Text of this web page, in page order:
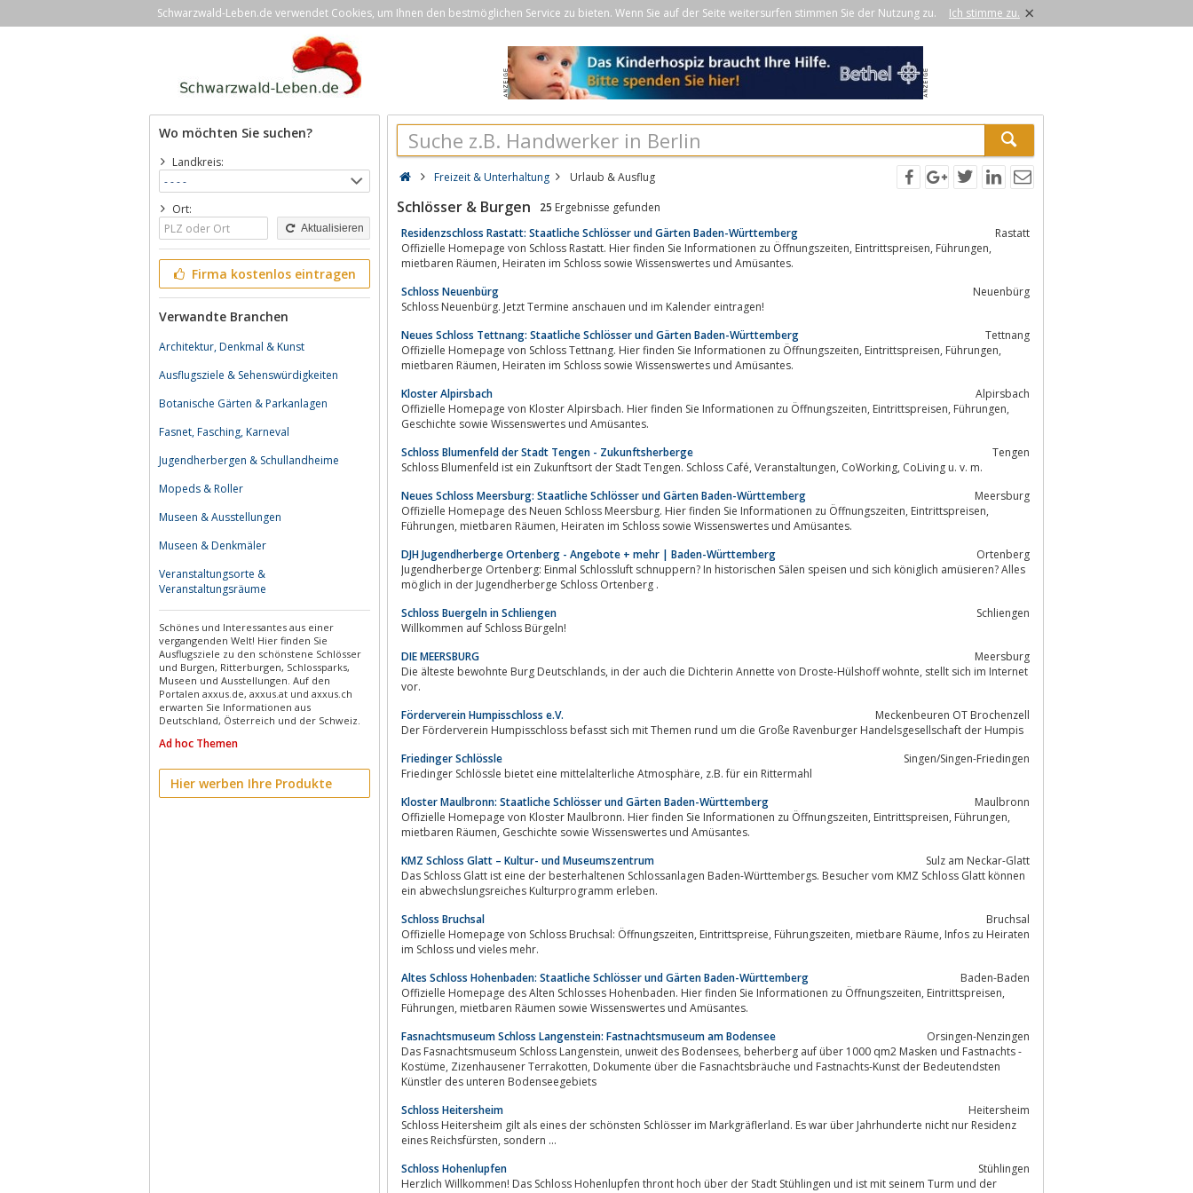
Schwarzwald-Leben.de verwendet Cookies, um Ihnen den bestmöglichen Service zu bieten. Wenn Sie auf der Seite weitersurfen stimmen Sie der Nutzung zu. Ich stimme zu. ×
Wo möchten Sie suchen?
Landkreis:
Ort:
Aktualisieren
Firma kostenlos eintragen
Verwandte Branchen
Architektur, Denkmal & Kunst
Ausflugsziele & Sehenswürdigkeiten
Botanische Gärten & Parkanlagen
Fasnet, Fasching, Karneval
Jugendherbergen & Schullandheime
Mopeds & Roller
Museen & Ausstellungen
Museen & Denkmäler
Veranstaltungsorte &
Veranstaltungsräume
Schönes und Interessantes aus einer
vergangenden Welt! Hier finden Sie
Ausflugsziele zu den schönstene Schlösser
und Burgen, Ritterburgen, Schlossparks,
Museen und Ausstellungen. Auf den
Portalen axxus.de, axxus.at und axxus.ch
erwarten Sie Informationen aus
Deutschland, Österreich und der Schweiz.
Ad hoc Themen
Hier werben Ihre Produkte
Freizeit & Unterhaltung Urlaub & Ausflug
Schlösser & Burgen 25 Ergebnisse gefunden
Residenzschloss Rastatt: Staatliche Schlösser und Gärten Baden-Württemberg
Rastatt
Offizielle Homepage von Schloss Rastatt. Hier finden Sie Informationen zu Öffnungszeiten, Eintrittspreisen, Führungen,
mietbaren Räumen, Heiraten im Schloss sowie Wissenswertes und Amüsantes.
Schloss Neuenbürg
Neuenbürg
Schloss Neuenbürg. Jetzt Termine anschauen und im Kalender eintragen!
Neues Schloss Tettnang: Staatliche Schlösser und Gärten Baden-Württemberg
Tettnang
Offizielle Homepage von Schloss Tettnang. Hier finden Sie Informationen zu Öffnungszeiten, Eintrittspreisen, Führungen,
mietbaren Räumen, Heiraten im Schloss sowie Wissenswertes und Amüsantes.
Kloster Alpirsbach
Alpirsbach
Offizielle Homepage von Kloster Alpirsbach. Hier finden Sie Informationen zu Öffnungszeiten, Eintrittspreisen, Führungen,
Geschichte sowie Wissenswertes und Amüsantes.
Schloss Blumenfeld der Stadt Tengen - Zukunftsherberge
Tengen
Schloss Blumenfeld ist ein Zukunftsort der Stadt Tengen. Schloss Café, Veranstaltungen, CoWorking, CoLiving u. v. m.
Neues Schloss Meersburg: Staatliche Schlösser und Gärten Baden-Württemberg
Meersburg
Offizielle Homepage des Neuen Schloss Meersburg. Hier finden Sie Informationen zu Öffnungszeiten, Eintrittspreisen,
Führungen, mietbaren Räumen, Heiraten im Schloss sowie Wissenswertes und Amüsantes.
DJH Jugendherberge Ortenberg - Angebote + mehr | Baden-Württemberg
Ortenberg
Jugendherberge Ortenberg: Einmal Schlossluft schnuppern? In historischen Sälen speisen und sich königlich amüsieren? Alles
möglich in der Jugendherberge Schloss Ortenberg .
Schloss Buergeln in Schliengen
Schliengen
Willkommen auf Schloss Bürgeln!
DIE MEERSBURG
Meersburg
Die älteste bewohnte Burg Deutschlands, in der auch die Dichterin Annette von Droste-Hülshoff wohnte, stellt sich im Internet
vor.
Förderverein Humpisschloss e.V.
Meckenbeuren OT Brochenzell
Der Förderverein Humpisschloss befasst sich mit Themen rund um die Große Ravenburger Handelsgesellschaft der Humpis
Friedinger Schlössle
Singen/Singen-Friedingen
Friedinger Schlössle bietet eine mittelalterliche Atmosphäre, z.B. für ein Rittermahl
Kloster Maulbronn: Staatliche Schlösser und Gärten Baden-Württemberg
Maulbronn
Offizielle Homepage von Kloster Maulbronn. Hier finden Sie Informationen zu Öffnungszeiten, Eintrittspreisen, Führungen,
mietbaren Räumen, Geschichte sowie Wissenswertes und Amüsantes.
KMZ Schloss Glatt – Kultur- und Museumszentrum
Sulz am Ne­ckar-Glatt
Das Schloss Glatt ist eine der besterhaltenen Schlossanlagen Baden-Württembergs. Besucher vom KMZ Schloss Glatt können
ein abwechslungsreiches Kulturprogramm erleben.
Schloss Bruchsal
Bruchsal
Offizielle Homepage von Schloss Bruchsal: Öffnungszeiten, Eintrittspreise, Führungszeiten, mietbare Räume, Infos zu Heiraten
im Schloss und vieles mehr.
Altes Schloss Hohenbaden: Staatliche Schlösser und Gärten Baden-Württemberg
Baden-Baden
Offizielle Homepage des Alten Schlosses Hohenbaden. Hier finden Sie Informationen zu Öffnungszeiten, Eintrittspreisen,
Führungen, mietbaren Räumen sowie Wissenswertes und Amüsantes.
Fasnachtsmuseum Schloss Langenstein: Fastnachtsmuseum am Bodensee
Orsingen-Nenzingen
Das Fasnachtsmuseum Schloss Langenstein, unweit des Bodensees, beherberg auf über 1000 qm2 Masken und Fastnachts -
Kostüme, Zizenhausener Terrakotten, Dokumente über die Fasnachtsbräuche und Fastnachts-Kunst der Bedeutendsten
Künstler des unteren Bodenseegebiets
Schloss Heitersheim
Heitersheim
Schloss Heitersheim gilt als eines der schönsten Schlösser im Markgräflerland. Es war über Jahrhunderte nicht nur Residenz
eines Reichsfürsten, sondern ...
Schloss Hohenlupfen
Stühlingen
Herzlich Willkommen! Das Schloss Hohenlupfen thront hoch über der Stadt Stühlingen und ist mit seinem Turm und der